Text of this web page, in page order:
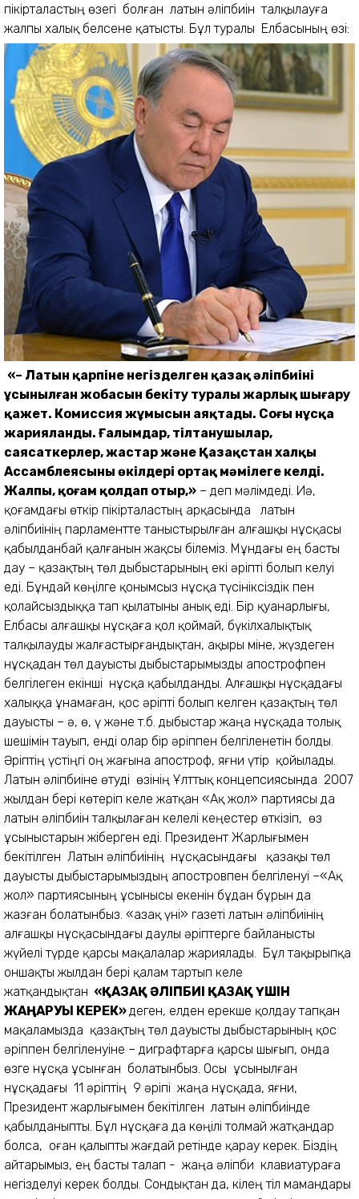
пікірталастың өзегі болған латын әліпбиін талқылауға
жалпы халық белсене қатысты. Бұл туралы Елбасының өзі:
«– Латын қарпіне негізделген қазақ әліпбиінің
ұсынылған жобасын бекіту туралы жарлық шығару
қажет. Комиссия жұмысын аяқтады. Соңғы нұсқа
жарияланды. Ғалымдар, тілтанушылар,
саясаткерлер, жастар және Қазақстан халқы
Ассамблеясының өкілдері ортақ мәмілеге келді.
Жалпы, қоғам қолдап отыр,» – деп мәлімдеді. Иә,
қоғамдағы өткір пікірталастың арқасында латын
әліпбиінің парламентте таныстырылған алғашқы нұсқасы
қабылданбай қалғанын жақсы білеміз. Мұндағы ең басты
дау – қазақтың төл дыбыстарының екі әріпті болып келуі
еді. Бұндай көңілге қонымсыз нұсқа түсініксіздік пен
қолайсыздыққа тап қылатыны анық еді. Бір қуанарлығы,
Елбасы алғашқы нұсқаға қол қоймай, бүкілхалықтық
талқылауды жалғастырғандықтан, ақыры міне, жүздеген
нұсқадан төл дауысты дыбыстарымызды апострофпен
белгілеген екінші нұсқа қабылданды. Алғашқы нұсқадағы
халыққа ұнамаған, қос әріпті болып келген қазақтың төл
дауысты – ә, ө, ү және т.б. дыбыстар жаңа нұсқада толық
шешімін тауып, енді олар бір әріппен белгіленетін болды.
Әріптің үстіңгі оң жағына апостроф, яғни үтір қойылады.
Латын әліпбиіне өтуді өзінің Ұлттық концепсиясында 2007
жылдан бері көтеріп келе жатқан «Ақ жол» партиясы да
латын әліпбиін талқылаған келелі кеңестер өткізіп, өз
ұсыныстарын жіберген еді. Президент Жарлығымен
бекітілген Латын әліпбиінің нұсқасындағы қазақы төл
дауысты дыбыстарымыздың апостровпен белгіленуі –«Ақ
жол» партиясының ұсынысы екенін бұдан бұрын да
жазған болатынбыз. «Қазақ үні» газеті латын әліпбиінің
алғашқы нұсқасындағы даулы әріптерге байланысты
жүйелі түрде қарсы мақалалар жариялады. Бұл тақырыпқа
оншақты жылдан бері қалам тартып келе
жатқандықтан «ҚАЗАҚ ӘЛІПБИІ ҚАЗАҚ ҮШІН
ЖАҢАРУЫ КЕРЕК» деген, елден ерекше қолдау тапқан
мақаламызда қазақтың төл дауысты дыбыстарының қос
әріппен белгіленуіне – диграфтарға қарсы шығып, онда
өзге нұсқа ұсынған болатынбыз. Осы ұсынылған
нұсқадағы 11 әріптің 9 әріпі жаңа нұсқада, яғни,
Президент жарлығымен бекітілген латын әліпбиінде
қабылданыпты. Бұл нұсқаға да көңілі толмай жатқандар
болса, оған қалыпты жағдай ретінде қарау керек. Біздің
айтарымыз, ең басты талап - жаңа әліпби клавиатураға
негізделуі керек болды. Сондықтан да, кілең тіл мамандары